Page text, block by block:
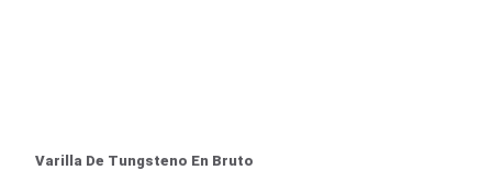
Varilla De Tungsteno En Bruto